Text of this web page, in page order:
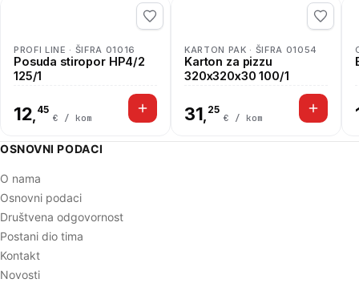
PROFI LINE · ŠIFRA 01016
Posuda stiropor HP4/2
125/1
12, 45
€ / kom
KARTON PAK · ŠIFRA 01054
Karton za pizzu
320x320x30 100/1
31, 25
€ / kom
OSNOVNI PODACI
O nama
Osnovni podaci
Društvena odgovornost
Postani dio tima
Kontakt
Novosti